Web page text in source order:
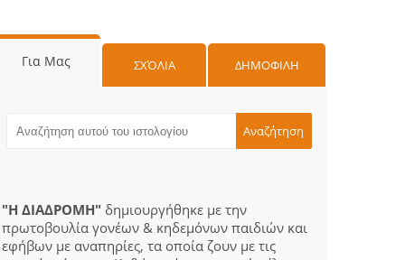
Για Μας ΣΧΌΛΙΑ ΔΗΜΟΦΙΛΗ
"Η ΔΙΑΔΡΟΜΗ" δημιουργήθηκε με την
πρωτοβουλία γονέων & κηδεμόνων παιδιών και
εφήβων με αναπηρίες, τα οποία ζουν με τις